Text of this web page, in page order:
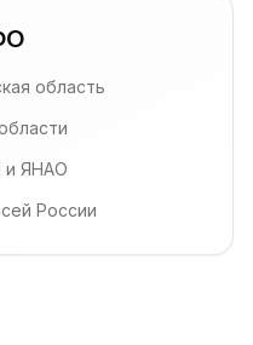
область
и ЯНАО
России